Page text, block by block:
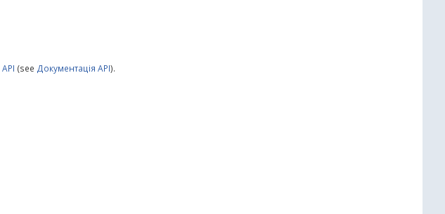
API (see Документація API).